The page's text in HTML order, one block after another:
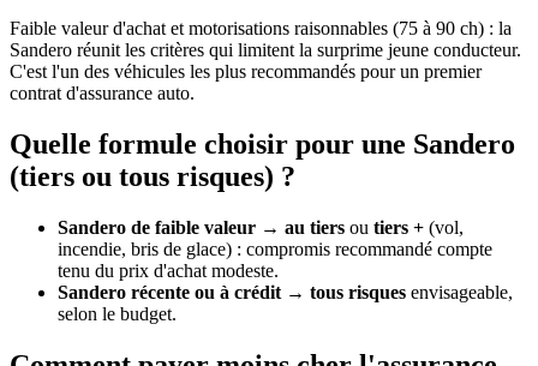
Faible valeur d'achat et motorisations raisonnables (75 à 90 ch) : la
Sandero réunit les critères qui limitent la surprime jeune conducteur.
C'est l'un des véhicules les plus recommandés pour un premier
contrat d'assurance auto.
Quelle formule choisir pour une Sandero
(tiers ou tous risques) ?
Sandero de faible valeur → au tiers ou tiers + (vol,
incendie, bris de glace) : compromis recommandé compte
tenu du prix d'achat modeste.
Sandero récente ou à crédit → tous risques envisageable,
selon le budget.